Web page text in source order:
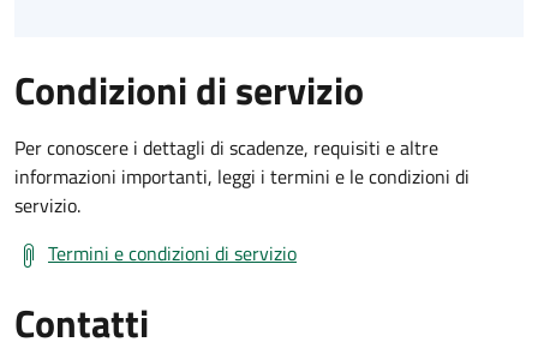
Condizioni di servizio
Per conoscere i dettagli di scadenze, requisiti e altre
informazioni importanti, leggi i termini e le condizioni di
servizio.
Termini e condizioni di servizio
Contatti